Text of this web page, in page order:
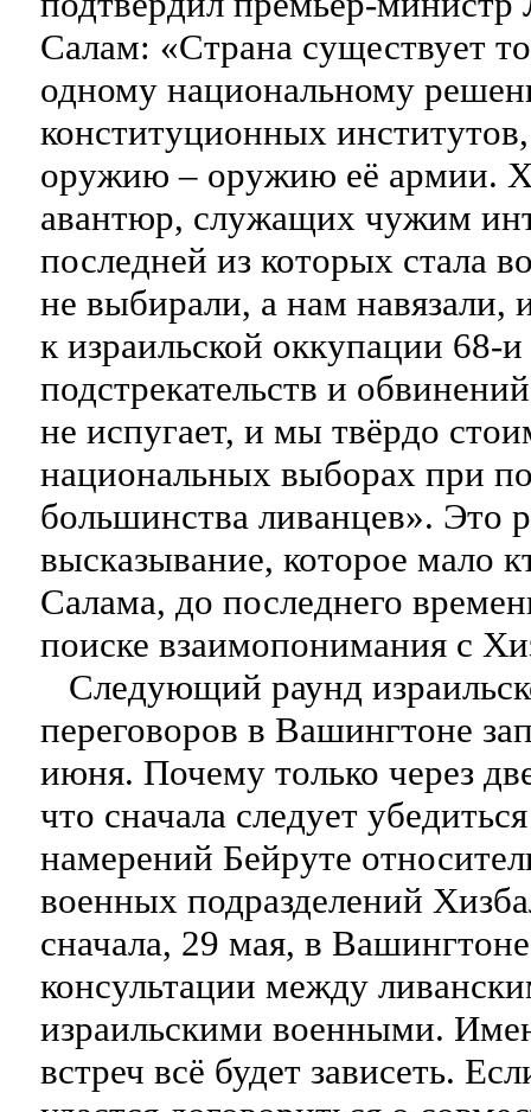
Салам: «Страна существует
одному национальному
конституционных
оружию – оружию её армии.
авантюр, служащих чужим
последней из которых стала
не выбирали, а нам навязали,
к израильской оккупации 68-
подстрекательств и
не испугает, и мы твёрдо
национальных выборах при
большинства ливанцев». Это
высказывание, которое мало
Салама, до последнего
поиске взаимопонимания с
Следующий раунд
переговоров в Вашингтоне
июня. Почему только через
что сначала следует
намерений Бейруте
военных подразделений
сначала, 29 мая, в
консультации между
израильскими военными.
встреч всё будет зависеть.